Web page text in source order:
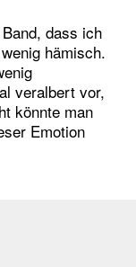
dass ich
hämisch.
veralbert vor,
könnte man
Emotion